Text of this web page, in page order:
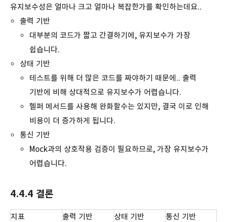
유지보수성은 얼마나 크고 얼마나 복잡한가를 확인하는데요..
출력 기반
대부분의 코드가 짧고 간결하기에, 유지보수가 가장
쉽습니다.
상태 기반
테스트를 위해 더 많은 코드를 짜야하기 때문에.. 출력
기반에 비해 상대적으로 유지보수가 어렵습니다.
헬퍼 메서드를 사용해 완화할수는 있지만, 결국 이로 인해
비용이 더 증가하게 됩니다.
통신 기반
Mock과의 상호작용 검증이 필요하므로, 가장 유지보수가
어렵습니다.
4.4.4 결론
지표 출력 기반 상태 기반
통신 기반